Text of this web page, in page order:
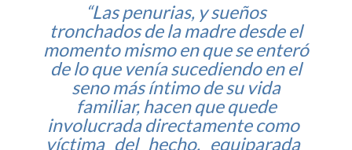
“Las penurias, y sueños
tronchados de la madre desde el
momento mismo en que se enteró
de lo que venía sucediendo en el
seno más íntimo de su vida
familiar, hacen que quede
involucrada directamente como
víctima del hecho, equiparada